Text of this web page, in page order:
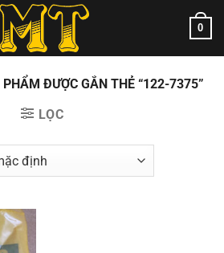
0
PHẨM ĐƯỢC GẮN THẺ “122-7375”
LỌC